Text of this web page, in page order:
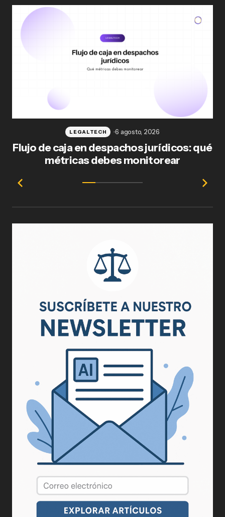
Flujo de caja en despachos jurídicos: qué
métricas debes monitorear
LEGALTECH 6 agosto, 2026